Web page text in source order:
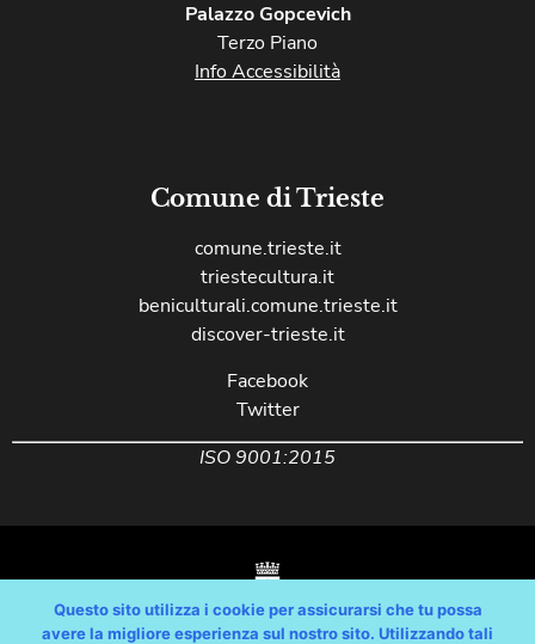
Palazzo Gopcevich
Terzo Piano
Info Accessibilità
Comune di Trieste
comune.trieste.it
triestecultura.it
beniculturali.comune.trieste.it
discover-trieste.it
Facebook
Twitter
ISO 9001:2015
Questo sito utilizza i cookie per assicurarsi che tu possa
avere la migliore esperienza sul nostro sito. Utilizzando tali